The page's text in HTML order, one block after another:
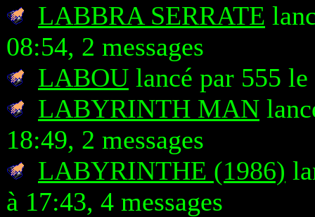
LABBRA SERRATE
08:54, 2 messages
LABOU lancé par 555
LABYRINTH MAN
18:49, 2 messages
LABYRINTHE (1986)
à 17:43, 4 messages